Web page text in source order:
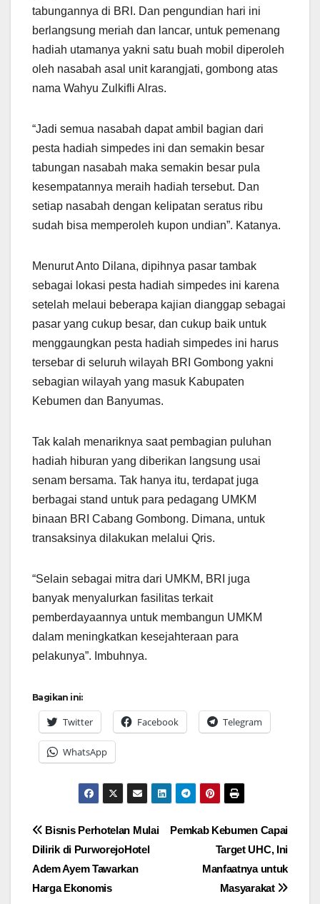
tabungannya di BRI. Dan pengundian hari ini
berlangsung meriah dan lancar, untuk pemenang
hadiah utamanya yakni satu buah mobil diperoleh
oleh nasabah asal unit karangjati, gombong atas
nama Wahyu Zulkifli Alras.
“Jadi semua nasabah dapat ambil bagian dari
pesta hadiah simpedes ini dan semakin besar
tabungan nasabah maka semakin besar pula
kesempatannya meraih hadiah tersebut. Dan
setiap nasabah dengan kelipatan seratus ribu
sudah bisa memperoleh kupon undian”. Katanya.
Menurut Anto Dilana, dipihnya pasar tambak
sebagai lokasi pesta hadiah simpedes ini karena
setelah melaui beberapa kajian dianggap sebagai
pasar yang cukup besar, dan cukup baik untuk
menggaungkan pesta hadiah simpedes ini harus
tersebar di seluruh wilayah BRI Gombong yakni
sebagian wilayah yang masuk Kabupaten
Kebumen dan Banyumas.
Tak kalah menariknya saat pembagian puluhan
hadiah hiburan yang diberikan langsung usai
senam bersama. Tak hanya itu, terdapat juga
berbagai stand untuk para pedagang UMKM
binaan BRI Cabang Gombong. Dimana, untuk
transaksinya dilakukan melalui Qris.
“Selain sebagai mitra dari UMKM, BRI juga
banyak menyalurkan fasilitas terkait
pemberdayaannya untuk membangun UMKM
dalam meningkatkan kesejahteraan para
pelakunya”. Imbuhnya.
Bagikan ini:
Twitter Facebook Telegram
WhatsApp
Navigasi
pos
Pemkab Kebumen Capai
Target UHC, Ini
Manfaatnya untuk
Masyarakat
Bisnis Perhotelan Mulai
Dilirik di PurworejoHotel
Adem Ayem Tawarkan
Harga Ekonomis